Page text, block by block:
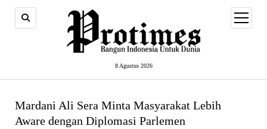
8 Agustus 2026
open
menu
Mardani Ali Sera Minta Masyarakat Lebih
Aware dengan Diplomasi Parlemen